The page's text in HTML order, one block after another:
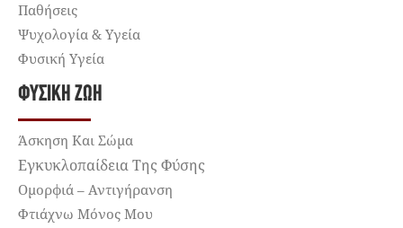
Παθήσεις
Ψυχολογία & Υγεία
Φυσική Υγεία
ΦΥΣΙΚΉ ΖΩΉ
Άσκηση Και Σώμα
Εγκυκλοπαίδεια Της Φύσης
Ομορφιά – Αντιγήρανση
Φτιάχνω Μόνος Μου